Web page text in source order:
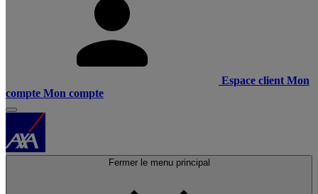
Espace client Mon
compte Mon compte
Fermer le menu principal